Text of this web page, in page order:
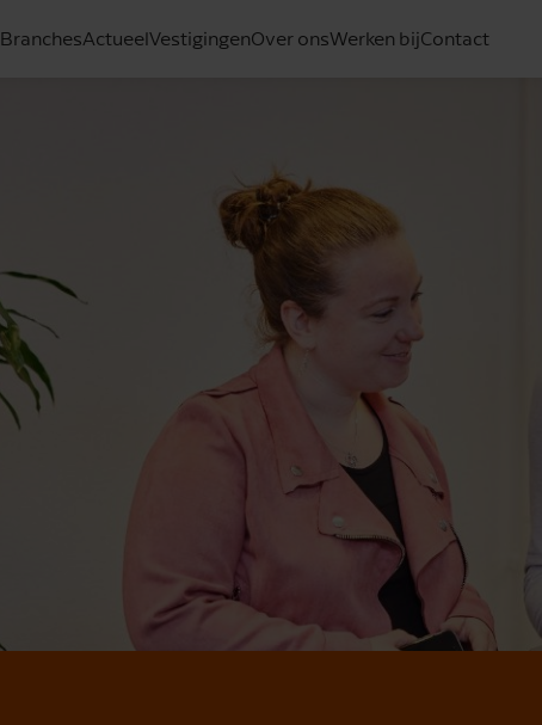
BranchesActueelVestigingenOver onsWerken bijContact